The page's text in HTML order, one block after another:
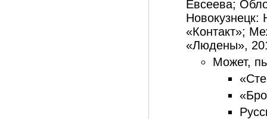
Евсеева;
Новокузнецк:
«Контакт»;
«Людены»,
Может,